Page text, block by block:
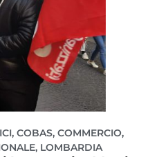
, COBAS, COMMERCIO,
, LOMBARDIA